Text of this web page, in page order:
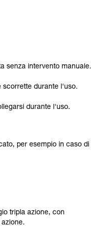
senza intervento manuale.
scorrette durante l'uso.
durante l'uso.
per esempio in caso di
tripla azione, con